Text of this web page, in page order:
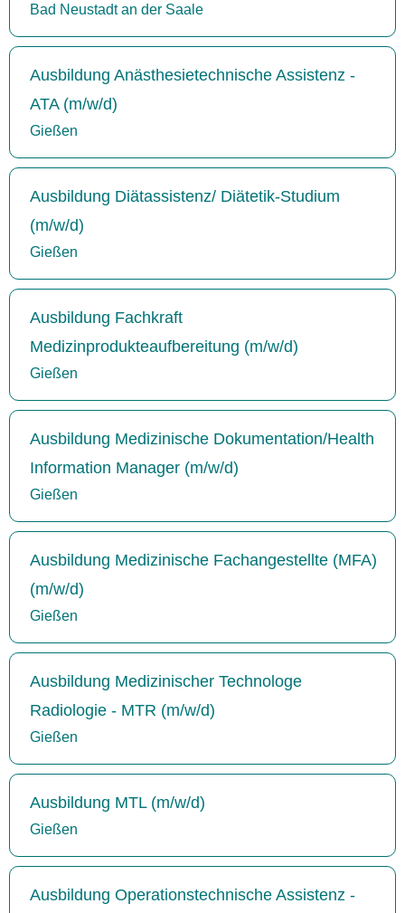
Bad Neustadt an der Saale
Ausbildung Anästhesietechnische Assistenz -
ATA (m/w/d)
Gießen
Ausbildung Diätassistenz/ Diätetik-Studium
(m/w/d)
Gießen
Ausbildung Fachkraft
Medizinprodukteaufbereitung (m/w/d)
Gießen
Ausbildung Medizinische Dokumentation/Health
Information Manager (m/w/d)
Gießen
Ausbildung Medizinische Fachangestellte (MFA)
(m/w/d)
Gießen
Ausbildung Medizinischer Technologe
Radiologie - MTR (m/w/d)
Gießen
Ausbildung MTL (m/w/d)
Gießen
Ausbildung Operationstechnische Assistenz -